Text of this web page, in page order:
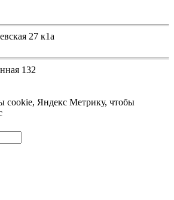
27 к1а
132
cookie, Яндекс Метрику, чтобы